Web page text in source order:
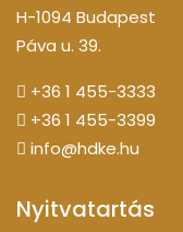
H-1094 Budapest
Páva u. 39.
+36 1 455-3333
+36 1 455-3399
info@hdke.hu
Nyitvatartás